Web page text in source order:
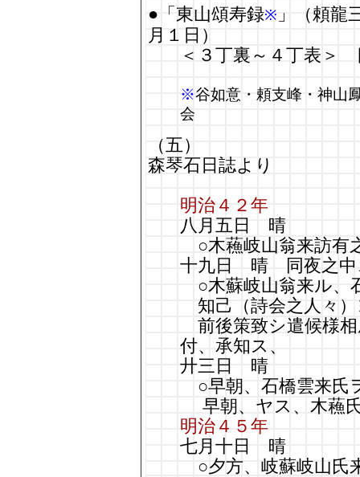
●「東山頌寿録※ 」（頼龍
月１日）
＜３丁裏～４丁表
※谷如意・頼支峰・神山
会
（五）
森琴石日誌より
明治４２年
八月五日 晴
○木蘓岐山翁来訪有
十九日 晴 同夜之中
○木蘇岐山翁来ル、
知己（詩会之人々
前後策致シ遣候様
付、承知ス、
廾三日 晴
○早朝、石橋雲来氏
早朝、ヤス、木蘓
明治４５年
七月十日 晴
○夕方、岐蘇岐山氏